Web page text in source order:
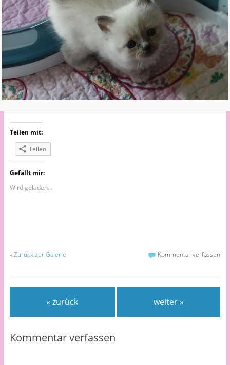
Teilen mit:
Teilen
Gefällt mir:
Wird geladen...
«Zurück zur Galerie Kommentar verfassen
« zurück weiter »
Kommentar verfassen